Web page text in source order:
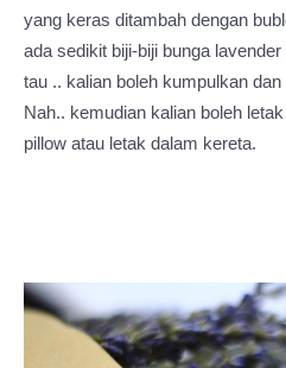
yang keras ditambah dengan
ada sedikit biji-biji bunga
tau .. kalian boleh kumpulkan
Nah.. kemudian kalian boleh
pillow atau letak dalam kereta.